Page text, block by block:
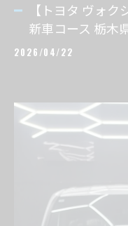
【トヨタ ヴォ
新車コース 栃木
2026/04/22